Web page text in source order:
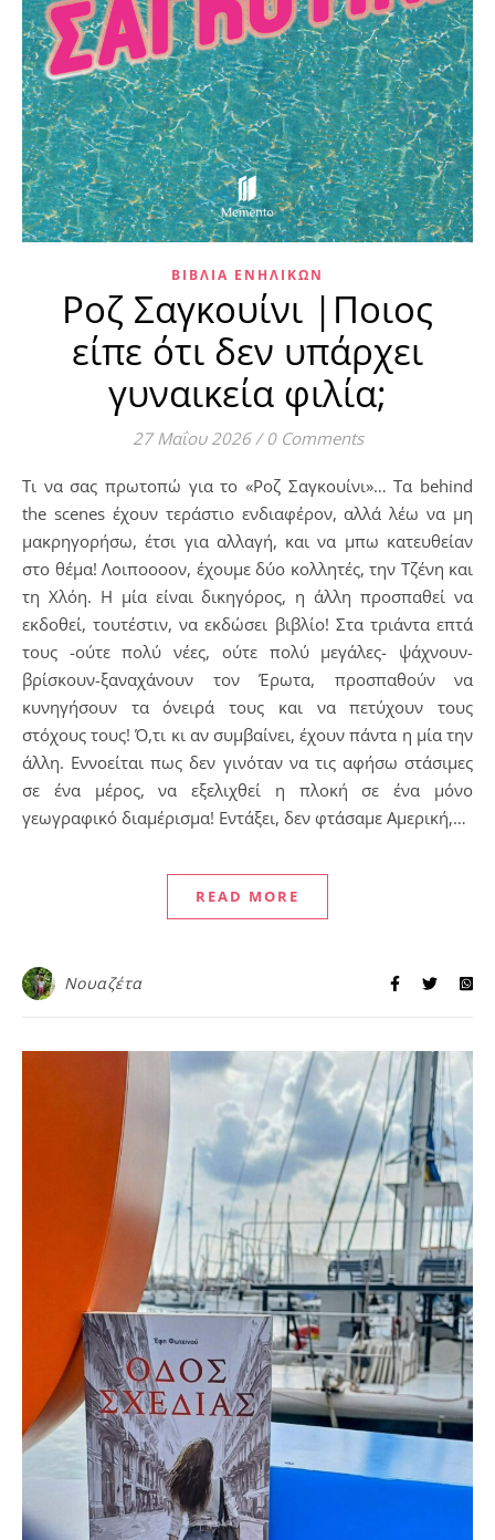
ΒΙΒΛΊΑ ΕΝΗΛΊΚΩΝ
Ροζ Σαγκουίνι |Ποιος
είπε ότι δεν υπάρχει
γυναικεία φιλία;
27 Μαΐου 2026 / 0 Comments
Τι να σας πρωτοπώ για το «Ροζ Σαγκουίνι»… Τα behind
the scenes έχουν τεράστιο ενδιαφέρον, αλλά λέω να μη
μακρηγορήσω, έτσι για αλλαγή, και να μπω κατευθείαν
στο θέμα! Λοιποοοον, έχουμε δύο κολλητές, την Τζένη και
τη Χλόη. Η μία είναι δικηγόρος, η άλλη προσπαθεί να
εκδοθεί, τουτέστιν, να εκδώσει βιβλίο! Στα τριάντα επτά
τους -ούτε πολύ νέες, ούτε πολύ μεγάλες- ψάχνουν-
βρίσκουν-ξαναχάνουν τον Έρωτα, προσπαθούν να
κυνηγήσουν τα όνειρά τους και να πετύχουν τους
στόχους τους! Ό,τι κι αν συμβαίνει, έχουν πάντα η μία την
άλλη. Εννοείται πως δεν γινόταν να τις αφήσω στάσιμες
σε ένα μέρος, να εξελιχθεί η πλοκή σε ένα μόνο
γεωγραφικό διαμέρισμα! Εντάξει, δεν φτάσαμε Αμερική,…
READ MORE
Νουαζέτα